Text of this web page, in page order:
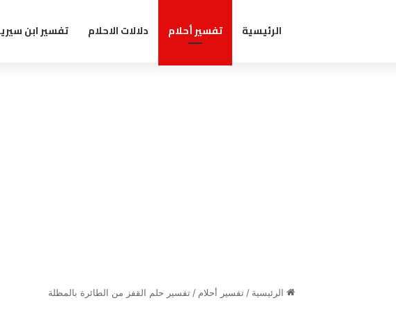
الرئيسية تفسير أحلام دلالات الاحلام تفسير ابن
الرئيسية / تفسير أحلام / تفسير حلم القفز من الطائرة بالمظلة